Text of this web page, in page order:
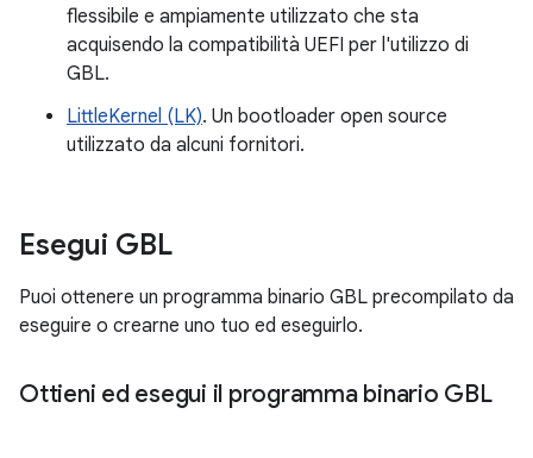
flessibile e ampiamente utilizzato che sta
acquisendo la compatibilità UEFI per l'utilizzo di
GBL.
LittleKernel (LK). Un bootloader open source
utilizzato da alcuni fornitori.
Esegui GBL
Puoi ottenere un programma binario GBL precompilato da
eseguire o crearne uno tuo ed eseguirlo.
Ottieni ed esegui il programma binario GBL